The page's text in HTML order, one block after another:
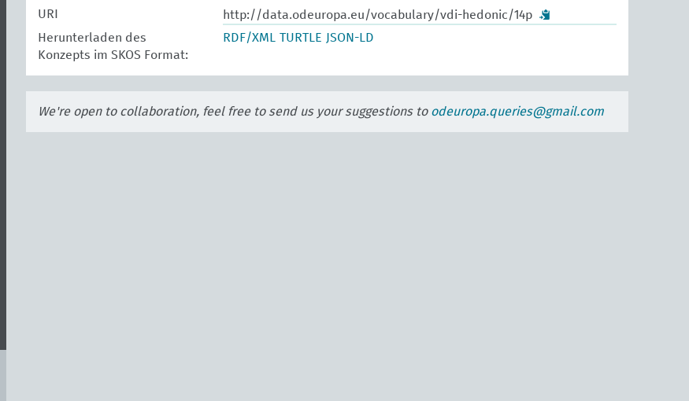
URI
http://data.odeuropa.eu/vocabulary/vdi-hedonic/14p
Herunterladen des
Konzepts im SKOS Format:
RDF/XML TURTLE JSON-LD
We're open to collaboration, feel free to send us your suggestions to odeuropa.queries@gmail.com